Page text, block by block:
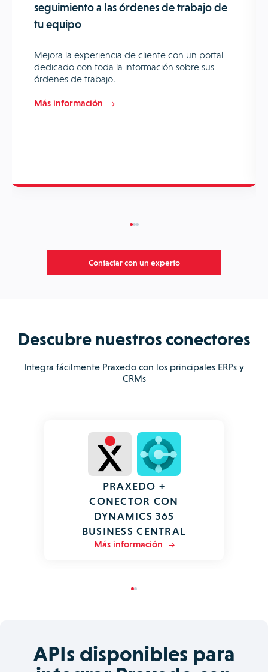
seguimiento a las órdenes de trabajo de
tu equipo
Mejora la experiencia de cliente con un portal
dedicado con toda la información sobre sus
órdenes de trabajo.
Más información
Contactar con un experto
Descubre nuestros conectores
Integra fácilmente Praxedo con los principales ERPs y
CRMs
PRAXEDO +
CONECTOR CON
DYNAMICS 365
BUSINESS CENTRAL
Más información
APIs disponibles para